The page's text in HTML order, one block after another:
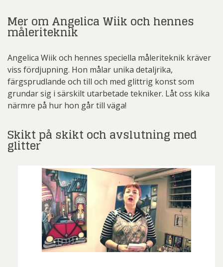
Mer om Angelica Wiik och hennes
måleriteknik
Angelica Wiik och hennes speciella måleriteknik kräver
viss fördjupning. Hon målar unika detaljrika,
färgsprudlande och till och med glittrig konst som
grundar sig i särskilt utarbetade tekniker. Låt oss kika
närmre på hur hon går till väga!
Skikt på skikt och avslutning med
glitter